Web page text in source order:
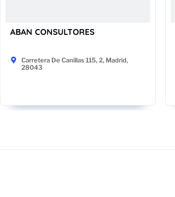
ABAN CONSULTORES
Carretera De Canillas 115, 2, Madrid,
28043